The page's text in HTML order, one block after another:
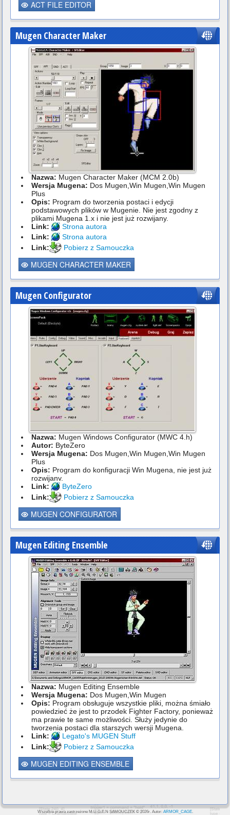
ACT FILE EDITOR
Mugen Character Maker
Nazwa: Mugen Character Maker (MCM 2.0b)
Wersja Mugena: Dos Mugen,Win Mugen,Win Mugen
Plus
Opis: Program do tworzenia postaci i edycji
podstawowych plików w Mugenie. Nie jest zgodny z
plikami Mugena 1.x i nie jest już rozwijany.
Link:
Strona autora
Link:
Strona autora
Link:
Pobierz z Samouczka
MUGEN CHARACTER MAKER
Mugen Configurator
Nazwa: Mugen Windows Configurator (MWC 4.h)
Autor: ByteZero
Wersja Mugena: Dos Mugen,Win Mugen,Win Mugen
Plus
Opis: Program do konfiguracji Win Mugena, nie jest już
rozwijany.
Link:
ByteZero
Link:
Pobierz z Samouczka
MUGEN CONFIGURATOR
Mugen Editing Ensemble
Nazwa: Mugen Editing Ensemble
Wersja Mugena: Dos Mugen,Win Mugen
Opis: Program obsługuje wszystkie pliki, można śmiało
powiedzieć że jest to przodek Fighter Factory, ponieważ
ma prawie te same możliwości. Służy jedynie do
tworzenia postaci dla starszych wersji Mugena.
Link:
Legato's MUGEN Stuff
Link:
Pobierz z Samouczka
MUGEN EDITING ENSEMBLE
Wszelkie prawa zastrzeżone M.U.G.E.N SAMOUCZEK © 2026r. Autor: ARMOR_CAGE.